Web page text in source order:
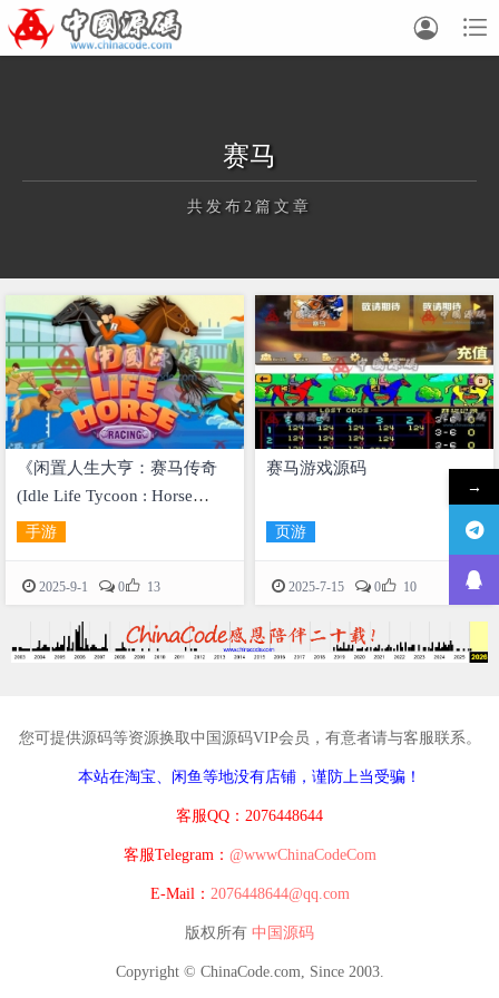


赛马
共发布2篇文章
正在为您加载新内容
《闲置人生大亨：赛马传奇
(Idle Life Tycoon : Horse
Racing)》源码
手游
2025-9-1 0 13
赛马游戏源码
页游
2025-7-15 0 10
您可提供源码等资源换取中国源码VIP会员，有意者请与客服联系。
本站在淘宝、闲鱼等地没有店铺，谨防上当受骗！
客服QQ：2076448644
客服Telegram： @wwwChinaCodeCom
E-Mail： 2076448644@qq.com
版权所有 中国源码
Copyright © ChinaCode.com, Since 2003.
→